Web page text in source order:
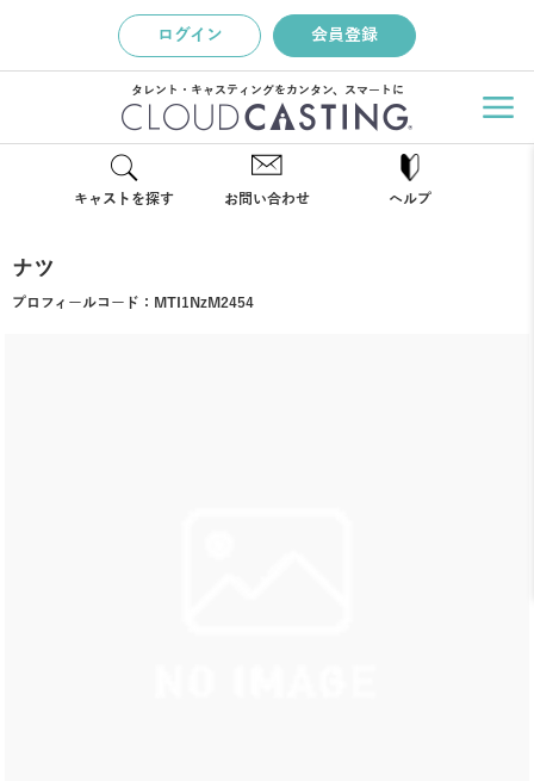
ログイン 会員登録
タレント・キャスティングをカンタン、スマートに
キャストを探す お問い合わせ ヘルプ
ナツ
プロフィールコード： MTI1NzM2454